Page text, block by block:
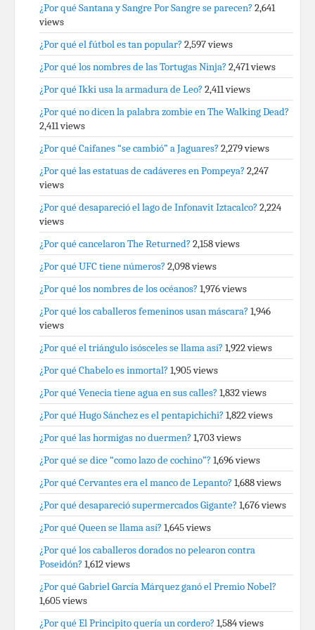
¿Por qué Santana y Sangre Por Sangre se parecen? 2,641
views
¿Por qué el fútbol es tan popular? 2,597 views
¿Por qué los nombres de las Tortugas Ninja? 2,471 views
¿Por qué Ikki usa la armadura de Leo? 2,411 views
¿Por qué no dicen la palabra zombie en The Walking Dead?
2,411 views
¿Por qué Caifanes “se cambió” a Jaguares? 2,279 views
¿Por qué las estatuas de cadáveres en Pompeya? 2,247
views
¿Por qué desapareció el lago de Infonavit Iztacalco? 2,224
views
¿Por qué cancelaron The Returned? 2,158 views
¿Por qué UFC tiene números? 2,098 views
¿Por qué los nombres de los océanos? 1,976 views
¿Por qué los caballeros femeninos usan máscara? 1,946
views
¿Por qué el triángulo isósceles se llama así? 1,922 views
¿Por qué Chabelo es inmortal? 1,905 views
¿Por qué Venecia tiene agua en sus calles? 1,832 views
¿Por qué Hugo Sánchez es el pentapichichi? 1,822 views
¿Por qué las hormigas no duermen? 1,703 views
¿Por qué se dice “como lazo de cochino”? 1,696 views
¿Por qué Cervantes era el manco de Lepanto? 1,688 views
¿Por qué desapareció supermercados Gigante? 1,676 views
¿Por qué Queen se llama así? 1,645 views
¿Por qué los caballeros dorados no pelearon contra
Poseidón? 1,612 views
¿Por qué Gabriel García Márquez ganó el Premio Nobel?
1,605 views
¿Por qué El Principito quería un cordero? 1,584 views